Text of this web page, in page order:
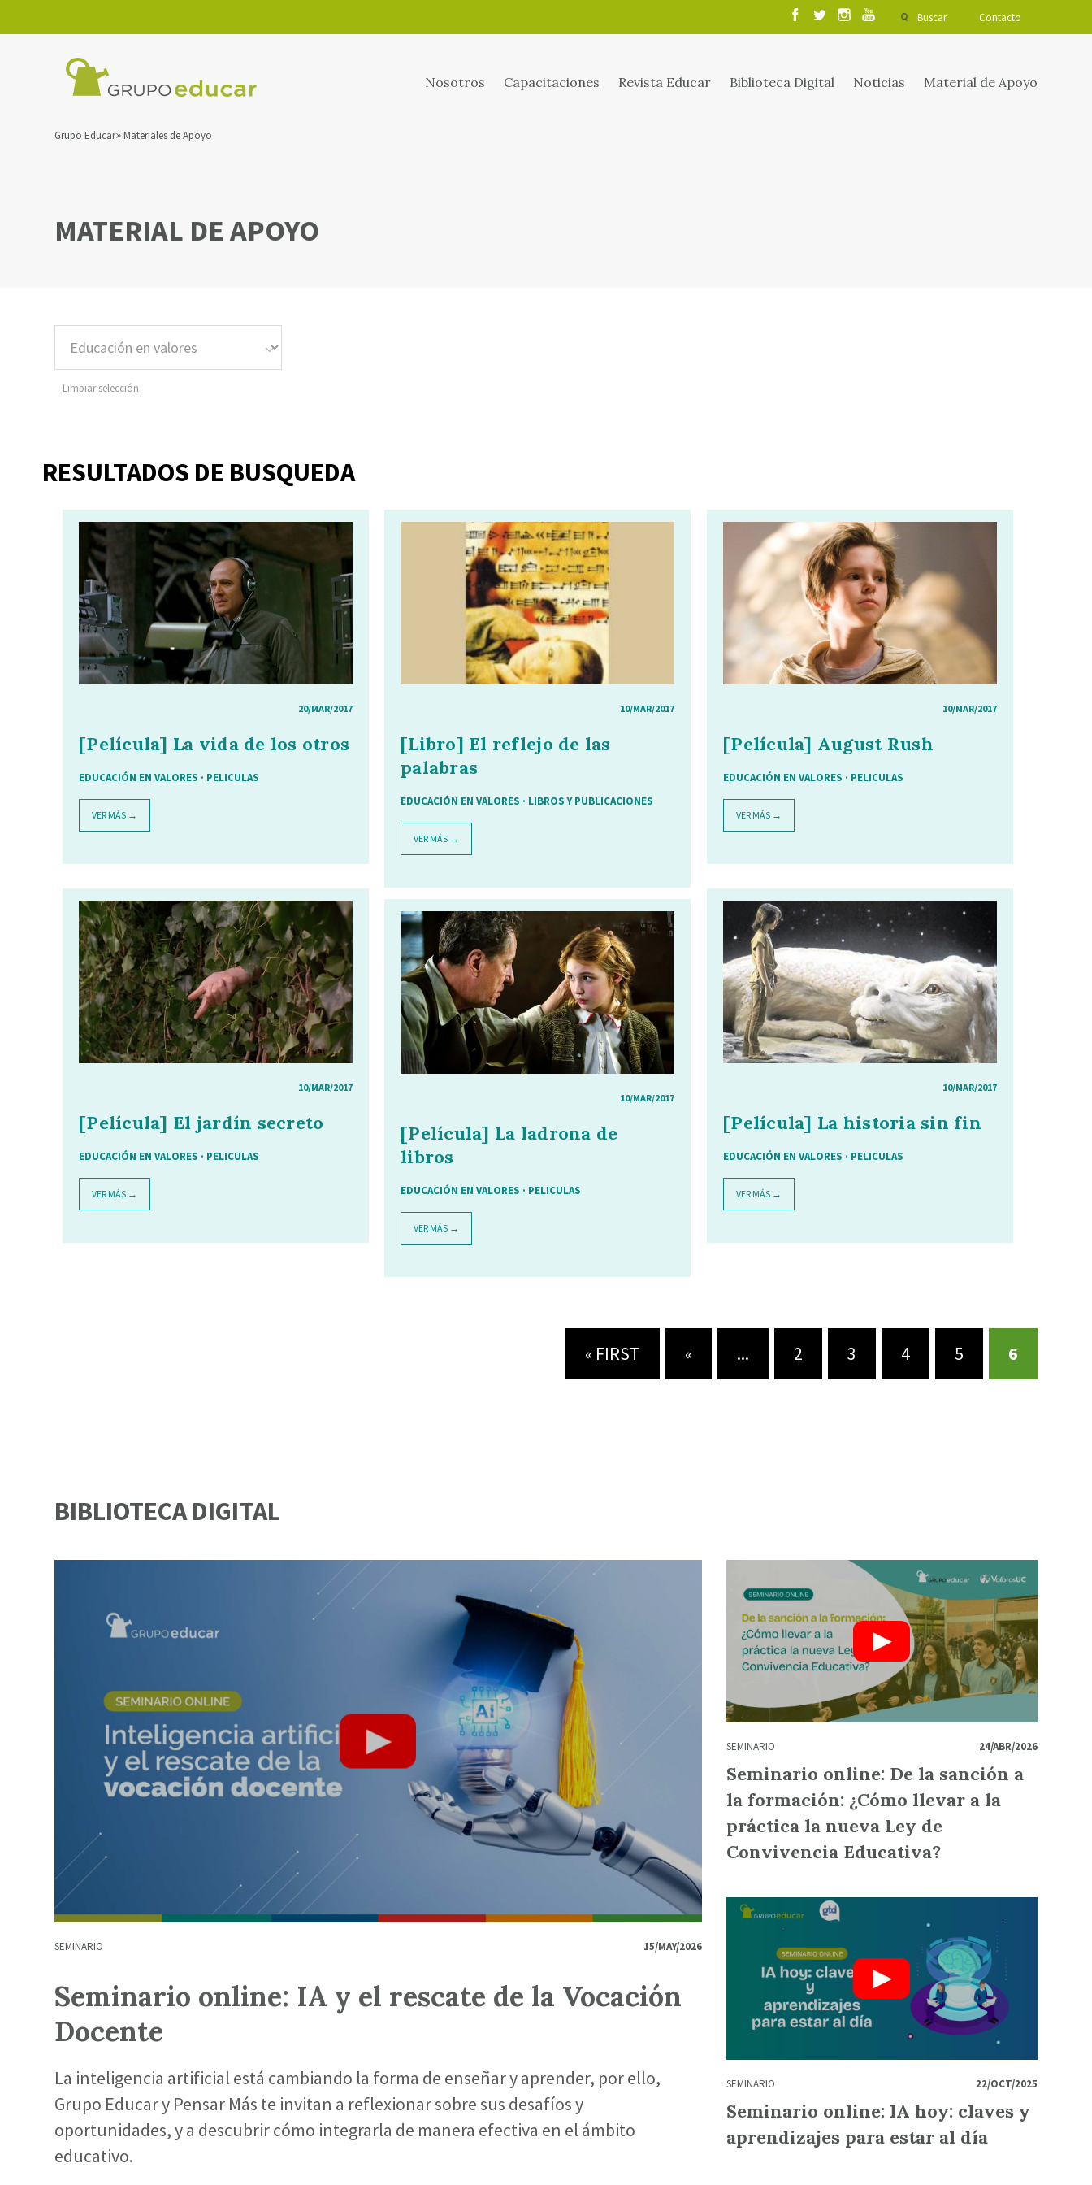
Buscar Contacto
Nosotros Capacitaciones Revista Educar Biblioteca Digital Noticias Material de Apoyo
Grupo Educar Materiales de Apoyo
MATERIAL DE APOYO
Limpiar selección
RESULTADOS DE BUSQUEDA
20/MAR/2017
[Película] La vida de los otros
EDUCACIÓN EN VALORES · PELICULAS
VER MÁS →
10/MAR/2017
[Libro] El reflejo de las
palabras
EDUCACIÓN EN VALORES · LIBROS Y PUBLICACIONES
VER MÁS →
10/MAR/2017
[Película] August Rush
EDUCACIÓN EN VALORES · PELICULAS
VER MÁS →
10/MAR/2017
[Película] El jardín secreto
EDUCACIÓN EN VALORES · PELICULAS
VER MÁS →
10/MAR/2017
[Película] La historia sin fin
EDUCACIÓN EN VALORES · PELICULAS
VER MÁS →
10/MAR/2017
[Película] La ladrona de
libros
EDUCACIÓN EN VALORES · PELICULAS
VER MÁS →
« FIRST « ... 2 3 4 5 6
BIBLIOTECA DIGITAL
SEMINARIO 15/MAY/2026
Seminario online: IA y el rescate de la Vocación
Docente
La inteligencia artificial está cambiando la forma de enseñar y aprender, por ello,
Grupo Educar y Pensar Más te invitan a reflexionar sobre sus desafíos y
oportunidades, y a descubrir cómo integrarla de manera efectiva en el ámbito
educativo.
SEMINARIO 24/ABR/2026
Seminario online: De la sanción a
la formación: ¿Cómo llevar a la
práctica la nueva Ley de
Convivencia Educativa?
SEMINARIO 22/OCT/2025
Seminario online: IA hoy: claves y
aprendizajes para estar al día